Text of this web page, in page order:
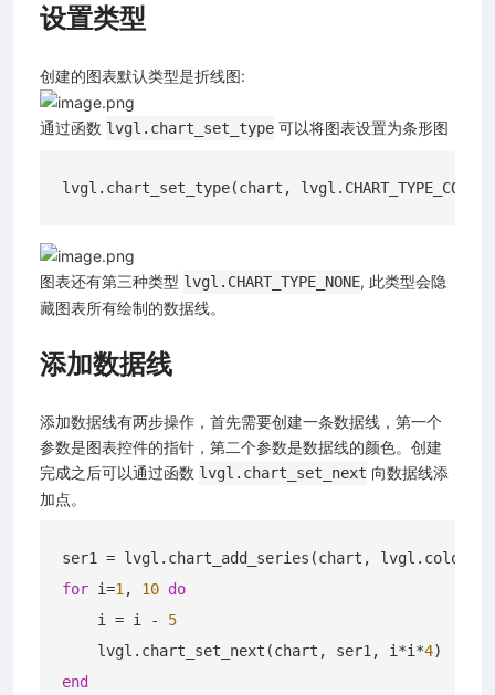
设置类型
创建的图表默认类型是折线图:
通过函数 lvgl.chart_set_type 可以将图表设置为条形图
图表还有第三种类型 lvgl.CHART_TYPE_NONE, 此类型会隐
藏图表所有绘制的数据线。
添加数据线
添加数据线有两步操作，首先需要创建一条数据线，第一个
参数是图表控件的指针，第二个参数是数据线的颜色。创建
完成之后可以通过函数 lvgl.chart_set_next 向数据线添
加点。
ser1 = lvgl.chart_add_series(chart,
for i=1 , 10 do
    i = i -
5
    lvgl.chart_set_next(chart, ser1, i*i*
4
end